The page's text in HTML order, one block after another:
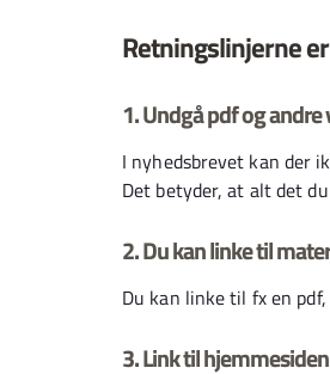
Retningslinjerne
1. Undgå pdf og
I nyhedsbrevet kan der
Det betyder, at alt det
2. Du kan linke til
Du kan linke til fx en
3. Link til